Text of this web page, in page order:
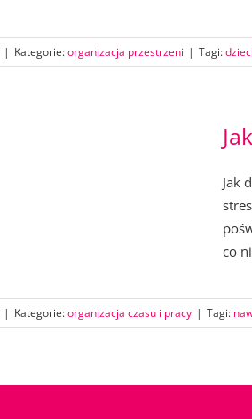
| Kategorie:organizacja przestrzeni | Tagi:
Jak
co
| Kategorie:organizacja czasu i pracy | Tagi: